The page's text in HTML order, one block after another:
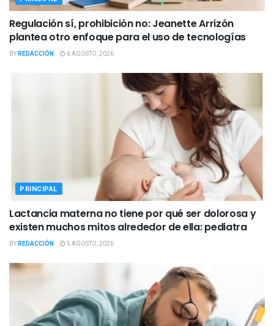
Regulación sí, prohibición no: Jeanette Arrizón
plantea otro enfoque para el uso de tecnologías
BYREDACCIÓN 6 AGOSTO, 2026
PRINCIPAL
Lactancia materna no tiene por qué ser dolorosa y
existen muchos mitos alrededor de ella: pediatra
BYREDACCIÓN 5 AGOSTO, 2026